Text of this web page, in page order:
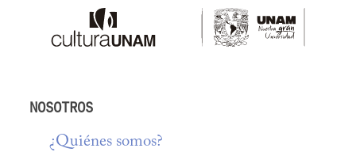
NOSOTROS
¿Quiénes somos?